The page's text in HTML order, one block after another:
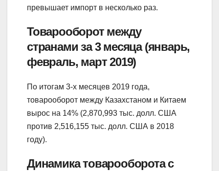
превышает импорт в несколько раз.
Товарооборот между
странами за 3 месяца (январь,
февраль, март 2019)
По итогам 3-х месяцев 2019 года,
товарооборот между Казахстаном и Китаем
вырос на 14% (2,870,993 тыс. долл. США
против 2,516,155 тыс. долл. США в 2018
году).
Динамика товарооборота с